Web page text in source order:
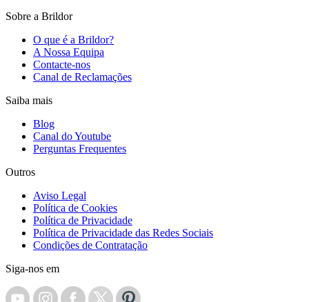
Sobre a Brildor
O que é a Brildor?
A Nossa Equipa
Contacte-nos
Canal de Reclamações
Saiba mais
Blog
Canal do Youtube
Perguntas Frequentes
Outros
Aviso Legal
Política de Cookies
Política de Privacidade
Política de Privacidade das Redes Sociais
Condições de Contratação
Siga-nos em